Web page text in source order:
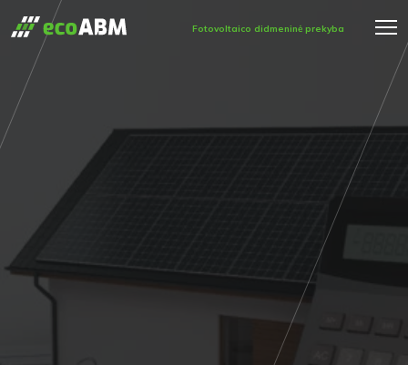
Fotovoltaico didmeninė prekyba